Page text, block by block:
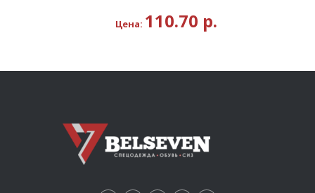
Цена: 110.70 р.